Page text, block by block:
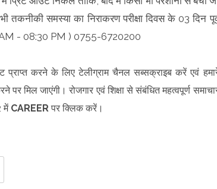
समस्या का निराकरण परीक्षा दिवस के 03 दिन
- 08:30 PM ) 0755-6720200
करने के लिए टेलीग्राम चैनल सब्सक्राइब करें एवं
मिल जाएंगी। रोजगार एवं शिक्षा से संबंधित महत्वपूर्ण
में CAREER पर क्लिक करें।